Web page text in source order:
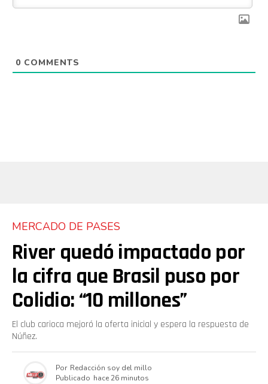
0 COMMENTS
MERCADO DE PASES
River quedó impactado por
la cifra que Brasil puso por
Colidio: “10 millones”
El club carioca mejoró la oferta inicial y espera la respuesta de
Núñez.
Por Redacción soy del millo
Publicado hace 26 minutos